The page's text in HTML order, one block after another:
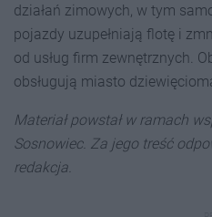
działań zimowych, w tym
pojazdy uzupełniają flotę i
od usług firm zewnętrznych.
obsługują miasto
Materiał powstał w ramach
Sosnowiec. Za jego treść
redakcja.